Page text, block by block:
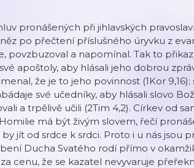
pronášených při jihlavských
po přečtení příslušného úryvku z
povzbuzoval a napomínal. Tak to
apoštoly, aby hlásali jeho dobrou
že je to jeho povinnost (1Kor 9,16);
své učedníky, aby hlásali slovo
a trpělivě učili (2Tim 4,2). Církev od
má být živým slovem, řečí
jít od srdce k srdci. Proto i u nás jsou
Ducha Svatého rodí přímo v
cenu, že se kazatel nevyvaruje